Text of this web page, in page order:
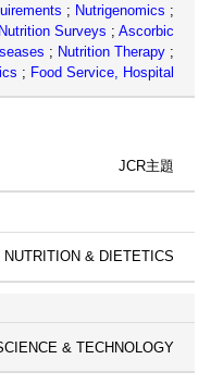
; Nutrigenomics ;
Nutrition Surveys ; Ascorbic
; Nutrition Therapy ;
; Food Service, Hospital
JCR主題
NUTRITION & DIETETICS
& TECHNOLOGY